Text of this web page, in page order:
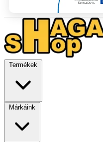
Termékek
Márkáink